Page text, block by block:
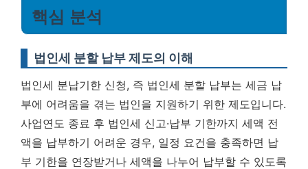
핵심 분석
법인세 분할 납부 제도의 이해
법인세 분납기한 신청, 즉 법인세 분할 납부는 세금 납
부에 어려움을 겪는 법인을 지원하기 위한 제도입니다.
사업연도 종료 후 법인세 신고·납부 기한까지 세액 전
액을 납부하기 어려운 경우, 일정 요건을 충족하면 납
부 기한을 연장받거나 세액을 나누어 납부할 수 있도록